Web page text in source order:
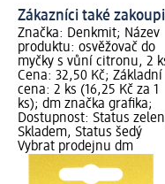
Zákazníci také
Značka: Denkmit; Název
produktu: osvěžovač do
myčky s vůní citronu, 2
Cena: 32,50 Kč; Základní
cena: 2 ks (16,25 Kč za 1
ks); dm značka grafika;
Dostupnost: Status
Skladem, Status šedý
Vybrat prodejnu dm